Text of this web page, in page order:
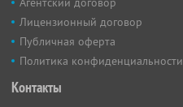
Лицензионный договор
Публичная оферта
Политика конфиденциальности
Контакты